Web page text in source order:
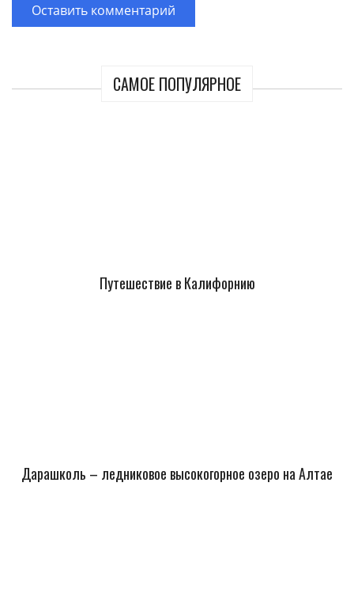
САМОЕ ПОПУЛЯРНОЕ
Путешествие в Калифорнию
Дарашколь – ледниковое высокогорное озеро на Алтае